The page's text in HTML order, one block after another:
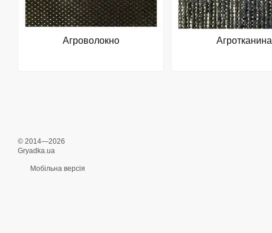
Агроволокно Агротканина
© 2014—2026
Gryadka.ua
Мобільна версія